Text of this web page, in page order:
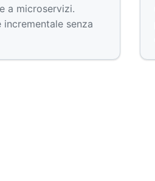
a microservizi.
incrementale senza